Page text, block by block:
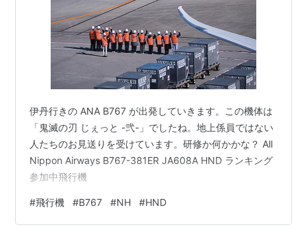
伊丹行きの ANA B767 が出発していきます。この機体は
「鬼滅の刃 じぇっと -弐-」でしたね。地上係員ではない
人たちのお見送りを受けています。研修か何かかな？ All
Nippon Airways B767-381ER JA608A HND ランキング
参加中飛行機
#飛行機 #B767 #NH #HND